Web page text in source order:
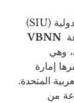
تعمل الجامعة السويسرية الدولية (SIU)
VBNN
، وهي
إمارة
المتحدة.
من